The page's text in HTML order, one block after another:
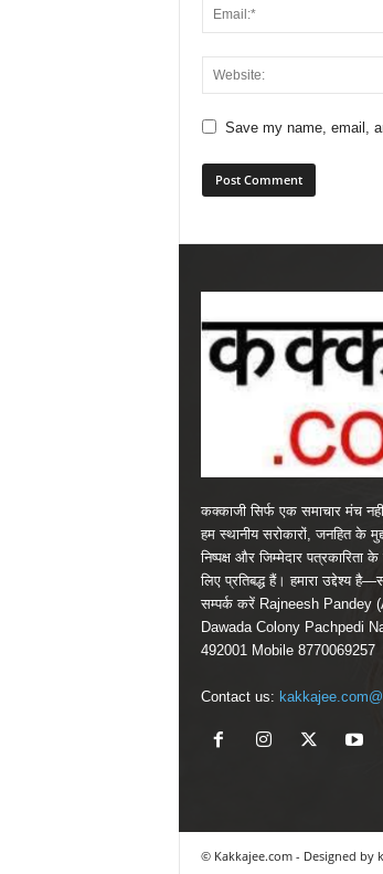
Save my name, email,
कक्काजी सिर्फ एक समाचार मंच
हम स्थानीय सरोकारों, जनहित के
निष्पक्ष और जिम्मेदार
लिए प्रतिबद्ध हैं। हमारा उद्देश्य
सम्पर्क करें Rajneesh Pandey
Dawada Colony Pachpedi
492001 Mobile 8770069257
Contact us:
© Kakkajee.com - Designed by